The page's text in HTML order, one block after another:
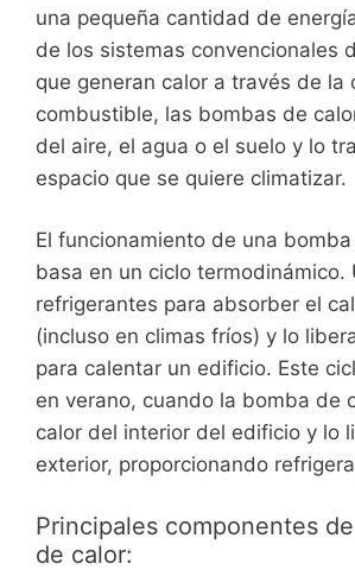
una pequeña cantidad de
de los sistemas convencionales
que generan calor a través de la
combustible, las bombas de
del aire, el agua o el suelo y lo
espacio que se quiere climatizar.
El funcionamiento de una
basa en un ciclo termodinámico.
refrigerantes para absorber el
(incluso en climas fríos) y lo
para calentar un edificio. Este
en verano, cuando la bomba de
calor del interior del edificio y lo
exterior, proporcionando
Principales componentes
de calor: